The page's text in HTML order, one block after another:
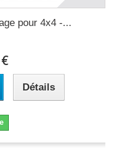
pour 4x4 -...
Détails